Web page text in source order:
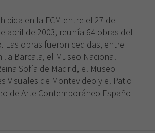
en la FCM entre el 27 de
abril de 2003, reunía 64 obras del
Las obras fueron cedidas, entre
Barcala, el Museo Nacional
Sofía de Madrid, el Museo
Visuales de Montevideo y el Patio
de Arte Contemporáneo Español